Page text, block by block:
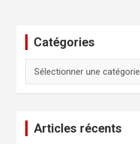
Catégories
Articles récents